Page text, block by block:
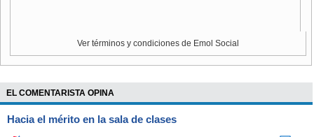
Ver términos y condiciones de Emol Social
EL COMENTARISTA OPINA
Hacia el mérito en la sala de clases